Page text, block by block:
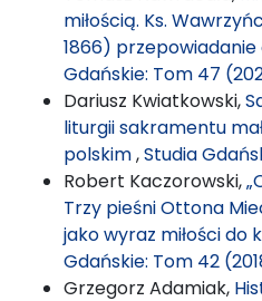
miłością. Ks.
1866)
Gdańskie: Tom 47
Dariusz Kwiatkowski,
liturgii sakramentu
polskim,Studia
Robert Kaczorowski,
Trzy pieśni Ottona
jako wyraz miłości do
Gdańskie: Tom 42
Grzegorz Adamiak,